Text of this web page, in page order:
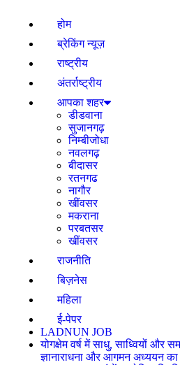
होम
ब्रेकिंग न्यूज़
राष्ट्रीय
अंतर्राष्ट्रीय
आपका शहर
डीडवाना
सुजानगढ़
निम्बीजोधा
नवलगढ़
बीदासर
रतनगढ
नागौर
खींवसर
मकराना
परबतसर
खींवसर
राजनीति
बिज़नेस
महिला
ई-पेपर
LADNUN JOB
योगक्षेम वर्ष में साधु, साध्वियों और
ज्ञानाराधना और आगमन अध्ययन का